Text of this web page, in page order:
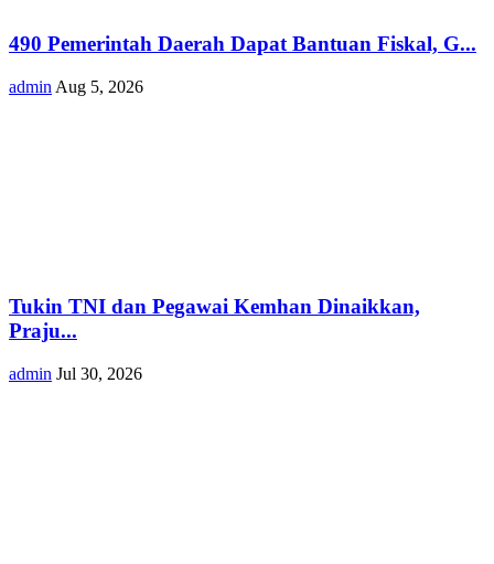
490 Pemerintah Daerah Dapat Bantuan Fiskal, G...
admin Aug 5, 2026
Tukin TNI dan Pegawai Kemhan Dinaikkan,
Praju...
admin Jul 30, 2026